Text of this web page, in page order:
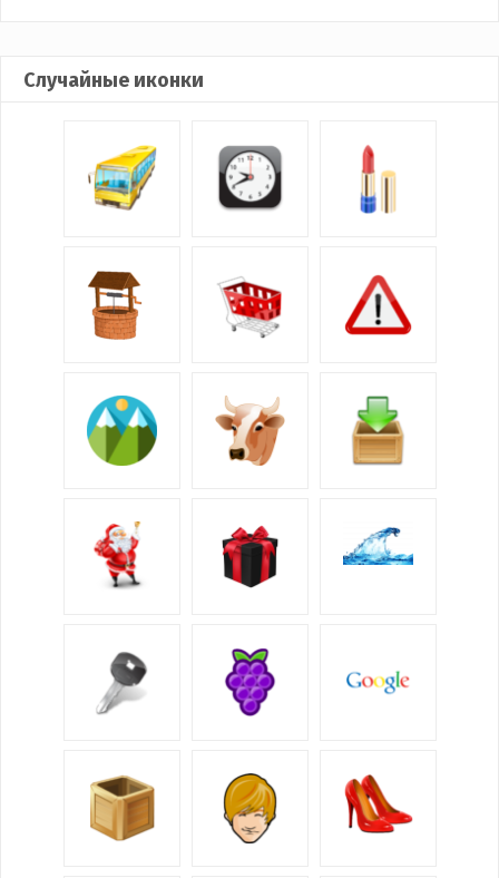
Случайные иконки